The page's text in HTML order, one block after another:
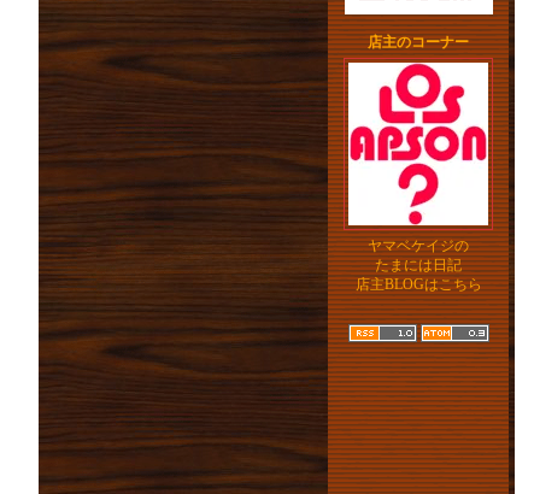
店主のコーナー
ヤマベケイジの
たまには日記
店主BLOGはこちら